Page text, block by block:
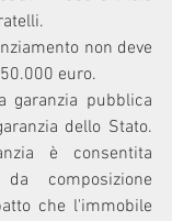
non deve
euro.
garanzia pubblica
dello Stato.
è consentita
da composizione
che l'immobile